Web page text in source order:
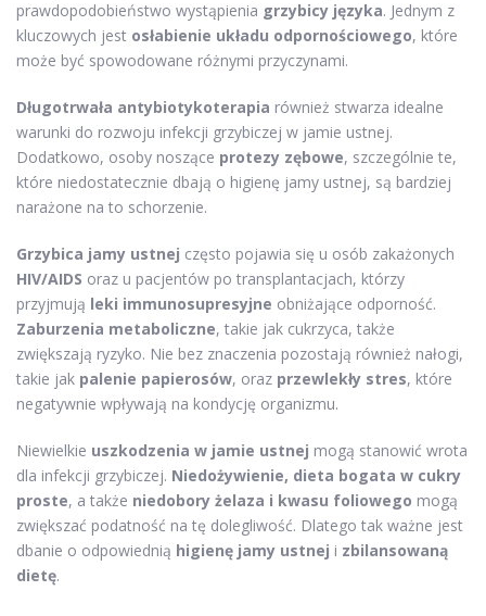
prawdopodobieństwo wystąpienia grzybicy języka. Jednym z
kluczowych jest osłabienie układu odpornościowego, które
może być spowodowane różnymi przyczynami.
Długotrwała antybiotykoterapia również stwarza idealne
warunki do rozwoju infekcji grzybiczej w jamie ustnej.
Dodatkowo, osoby noszące protezy zębowe, szczególnie te,
które niedostatecznie dbają o higienę jamy ustnej, są bardziej
narażone na to schorzenie.
Grzybica jamy ustnej często pojawia się u osób zakażonych
HIV/AIDS oraz u pacjentów po transplantacjach, którzy
przyjmują leki immunosupresyjne obniżające odporność.
Zaburzenia metaboliczne, takie jak cukrzyca, także
zwiększają ryzyko. Nie bez znaczenia pozostają również nałogi,
takie jak palenie papierosów, oraz przewlekły stres, które
negatywnie wpływają na kondycję organizmu.
Niewielkie uszkodzenia w jamie ustnej mogą stanowić wrota
dla infekcji grzybiczej. Niedożywienie, dieta bogata w cukry
proste, a także niedobory żelaza i kwasu foliowego mogą
zwiększać podatność na tę dolegliwość. Dlatego tak ważne jest
dbanie o odpowiednią higienę jamy ustnej i zbilansowaną
dietę.